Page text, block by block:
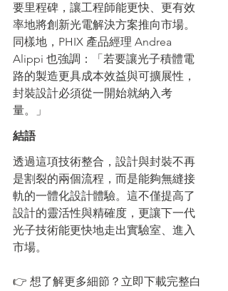
要里程碑，讓工程師能更快、更有效
率地將創新光電解決方案推向市場。
同樣地，PHIX 產品經理 Andrea
Alippi 也強調：「若要讓光子積體電
路的製造更具成本效益與可擴展性，
封裝設計必須從一開始就納入考
量。」
結語
透過這項技術整合，設計與封裝不再
是割裂的兩個流程，而是能夠無縫接
軌的一體化設計體驗。這不僅提高了
設計的靈活性與精確度，更讓下一代
光子技術能更快地走出實驗室、進入
市場。
👉 想了解更多細節？立即下載完整白